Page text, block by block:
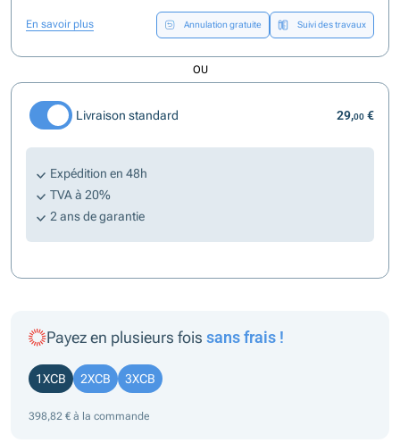
En savoir plus Annulation gratuite Suivi des travaux
OU
Livraison standard 29,00 €
Expédition en 48h
TVA à 20%
2 ans de garantie
Payez en plusieurs fois sans frais !
1XCB 2XCB 3XCB
398,82 € à la commande